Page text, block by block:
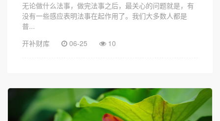
无论做什么法事，做完法事之后，最关心的问题就是，有
没有一些感应表明法事在起作用了。我们大多数人都是
普...
开补财库
06-25 10